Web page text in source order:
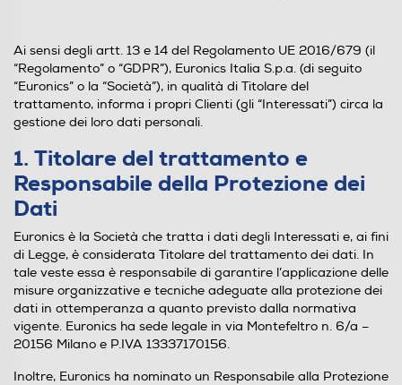
Ai sensi degli artt. 13 e 14 del Regolamento UE 2016/679 (il
“Regolamento” o “GDPR”), Euronics Italia S.p.a. (di seguito
“Euronics” o la “Società”), in qualità di Titolare del
trattamento, informa i propri Clienti (gli “Interessati”) circa la
gestione dei loro dati personali.
1. Titolare del trattamento e
Responsabile della Protezione dei
Dati
Euronics è la Società che tratta i dati degli Interessati e, ai fini
di Legge, è considerata Titolare del trattamento dei dati. In
tale veste essa è responsabile di garantire l’applicazione delle
misure organizzative e tecniche adeguate alla protezione dei
dati in ottemperanza a quanto previsto dalla normativa
vigente. Euronics ha sede legale in via Montefeltro n. 6/a –
20156 Milano e P.IVA 13337170156.
Inoltre, Euronics ha nominato un Responsabile alla Protezione